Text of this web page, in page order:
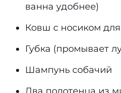
ванна удобнее)
Ковш с носиком
Губка (промывает
Шампунь собачий